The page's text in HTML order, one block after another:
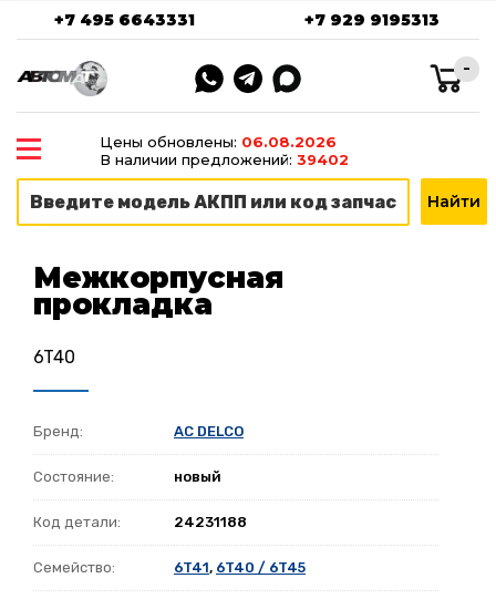
+7 495 6643331 +7 929 9195313
-
Цены обновлены: 06.08.2026
В наличии предложений: 39402
Межкорпусная
прокладка
6T40
Бренд: AC DELCO
Состояние: новый
Код детали: 24231188
Семейство: 6T41, 6T40 / 6T45